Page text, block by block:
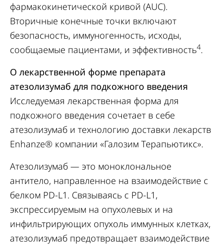
фармакокинетической кривой (AUC).
Вторичные конечные точки включают
безопасность, иммуногенность, исходы,
сообщаемые пациентами, и эффективность4.
О лекарственной форме препарата
атезолизумаб для подкожного введения
Исследуемая лекарственная форма для
подкожного введения сочетает в себе
атезолизумаб и технологию доставки лекарств
Enhanze® компании «Галозим Терапьютикс».
Атезолизумаб — это моноклональное
антитело, направленное на взаимодействие с
белком PD-L1. Связываясь с PD-L1,
экспрессируемым на опухолевых и на
инфильтрирующих опухоль иммунных клетках,
атезолизумаб предотвращает взаимодействие